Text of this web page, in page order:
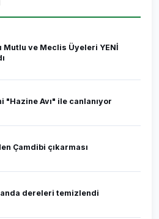
Mutlu ve Meclis Üyeleri YENİ
"Hazine Avı" ile canlanıyor
Çamdibi çıkarması
dereleri temizlendi